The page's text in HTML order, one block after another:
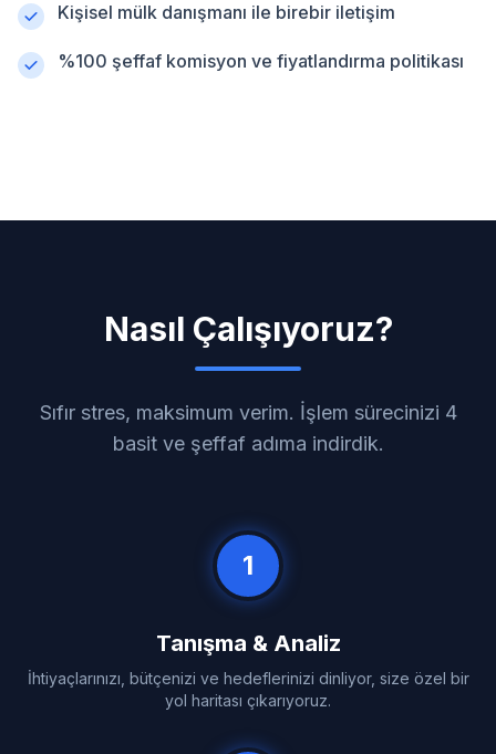
Kişisel mülk danışmanı ile birebir iletişim
%100 şeffaf komisyon ve fiyatlandırma politikası
Nasıl Çalışıyoruz?
Sıfır stres, maksimum verim. İşlem sürecinizi 4
basit ve şeffaf adıma indirdik.
1
Tanışma & Analiz
İhtiyaçlarınızı, bütçenizi ve hedeflerinizi dinliyor, size özel bir
yol haritası çıkarıyoruz.